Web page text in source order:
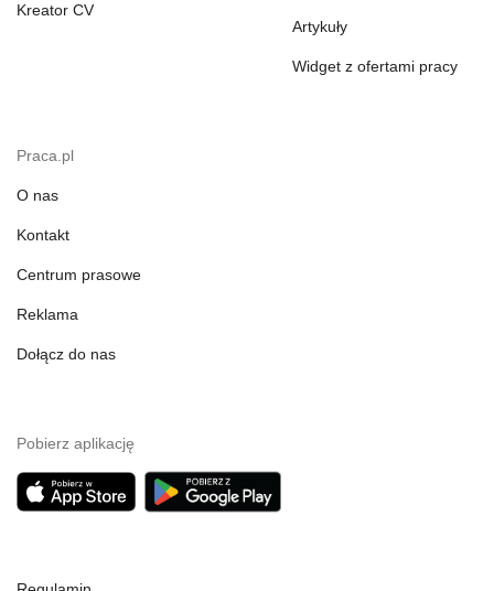
Kreator CV
Artykuły
Widget z ofertami pracy
Praca.pl
O nas
Kontakt
Centrum prasowe
Reklama
Dołącz do nas
Pobierz aplikację